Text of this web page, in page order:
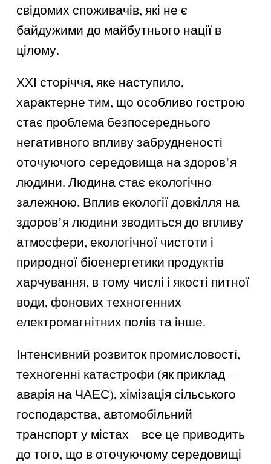
свідомих споживачів, які не є
байдужими до майбутнього нації в
цілому.
ХХІ сторіччя, яке наступило,
характерне тим, що особливо гострою
стає проблема безпосереднього
негативного впливу забрудненості
оточуючого середовища на здоров’я
людини. Людина стає екологічно
залежною. Вплив екології довкілля на
здоров’я людини зводиться до впливу
атмосфери, екологічної чистоти і
природної біоенергетики продуктів
харчування, в тому числі і якості питної
води, фонових техногенних
електромагнітних полів та інше.
Інтенсивний розвиток промисловості,
техногенні катастрофи (як приклад –
аварія на ЧАЕС), хімізація сільського
господарства, автомобільний
транспорт у містах – все це приводить
до того, що в оточуючому середовищі